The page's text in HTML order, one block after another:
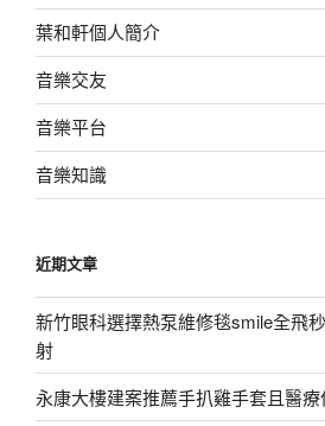
葉和軒個人簡介
音樂交友
音樂平台
音樂知識
近期文章
新竹眼科選擇熱泵維修毯smile全飛
射
永康大樓建案推薦手扒雞手套且醫